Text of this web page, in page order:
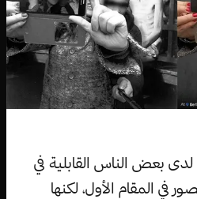
بعض الناس القابلية في
في المقام الأول، لكنها